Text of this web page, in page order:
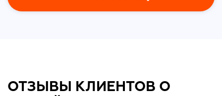
ОТЗЫВЫ КЛИЕНТОВ О